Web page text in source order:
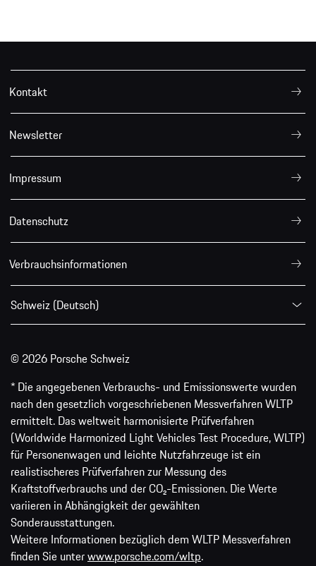
Kontakt
Newsletter
Impressum
Datenschutz
Verbrauchsinformationen
Schweiz (Deutsch)
© 2026 Porsche Schweiz
* Die angegebenen Verbrauchs- und Emissionswerte wurden
nach den gesetzlich vorgeschriebenen Messverfahren WLTP
ermittelt. Das weltweit harmonisierte Prüfverfahren
(Worldwide Harmonized Light Vehicles Test Procedure, WLTP)
für Personenwagen und leichte Nutzfahrzeuge ist ein
realistischeres Prüfverfahren zur Messung des
Kraftstoffverbrauchs und der CO₂-Emissionen. Die Werte
variieren in Abhängigkeit der gewählten
Sonderausstattungen.
Weitere Informationen bezüglich dem WLTP Messverfahren
finden Sie unterwww.porsche.com/wltp.